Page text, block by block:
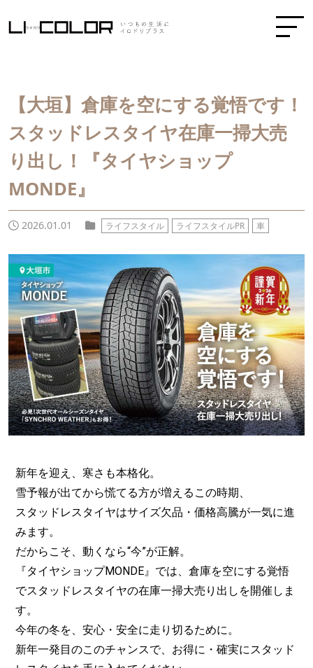
【大垣】倉庫を空にする覚悟です！
スタッドレスタイヤ在庫一掃大売
り出し！『タイヤショップ
MONDE』
2026.01.01 ライフスタイル ライフスタイルPR 車
新年を迎え、寒さも本格化。
雪予報が出てから慌てる方が増えるこの時期、
スタッドレスタイヤはサイズ欠品・価格高騰が一気に進
みます。
だからこそ、動くなら“今”が正解。
『タイヤショップMONDE』では、倉庫を空にする覚悟
でスタッドレスタイヤの在庫一掃大売り出しを開催しま
す。
今年の冬を、安心・安全に走り切るために。
新年一発目のこのチャンスで、お得に・確実にスタッド